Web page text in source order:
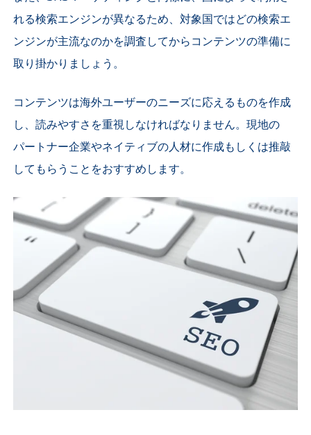
れる検索エンジンが異なるため、対象国ではどの検索エ
ンジンが主流なのかを調査してからコンテンツの準備に
取り掛かりましょう。
コンテンツは海外ユーザーのニーズに応えるものを作成
し、読みやすさを重視しなければなりません。現地の
パートナー企業やネイティブの人材に作成もしくは推敲
してもらうことをおすすめします。